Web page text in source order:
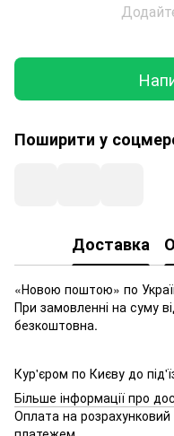
Поширити у
Доставка
«Новою поштою» по
При замовленні на суму
безкоштовна.
Кур'єром по Києву до
Більше інформації про
Оплата на